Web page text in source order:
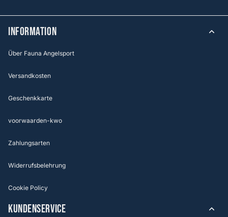
Information
Über Fauna Angelsport
Versandkosten
Geschenkkarte
voorwaarden-kwo
Zahlungsarten
Widerrufsbelehrung
Cookie Policy
KUNDENSERVICE